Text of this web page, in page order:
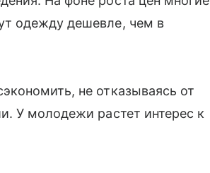
одежду дешевле, чем в
не отказываясь от
У молодежи растет интерес к